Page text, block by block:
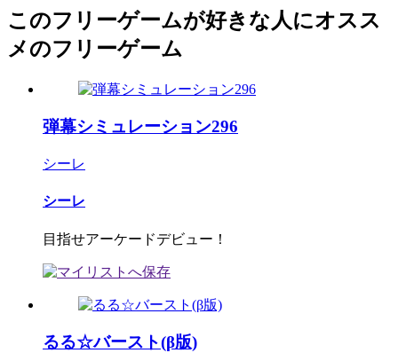
このフリーゲームが好きな人にオスス
メのフリーゲーム
弾幕シミュレーション296
シーレ
シーレ
目指せアーケードデビュー！
るる☆バースト(β版)